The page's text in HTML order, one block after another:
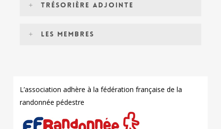
Trésorière adjointe
Les membres
Henri FUZEAU
L’association adhère à la fédération française de la
randonnée pédestre